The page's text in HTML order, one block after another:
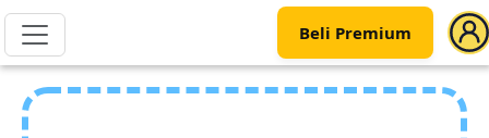
Beli Premium